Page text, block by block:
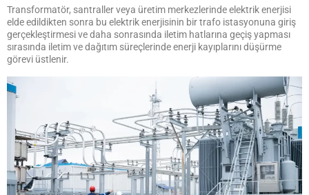
Transformatör, santraller veya üretim merkezlerinde elektrik enerjisi
elde edildikten sonra bu elektrik enerjisinin bir trafo istasyonuna giriş
gerçekleştirmesi ve daha sonrasında iletim hatlarına geçiş yapması
sırasında iletim ve dağıtım süreçlerinde enerji kayıplarını düşürme
görevi üstlenir.